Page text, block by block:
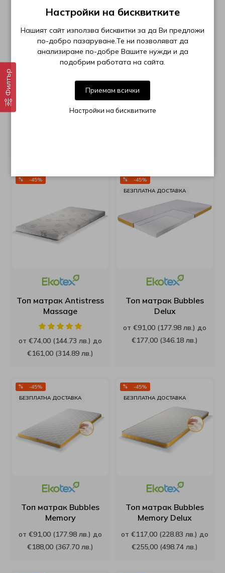
Филтър
Топ матрак Aloe Vera2
Топ матрак Aloe
-45%
Топ матрак Antistress
Massage
от €74,00 (144.73 лв.) до
€161,00 (314.89 лв.)
-45%
БЕЗПЛАТНА ДОСТАВКА
Топ матрак Bubbles
Delux
от €91,00 (177.98 лв.) до
€177,00 (346.18 лв.)
-45%
БЕЗПЛАТНА ДОСТАВКА
Топ матрак Bubbles
Memory
от €91,00 (177.98 лв.) до
€188,00 (367.70 лв.)
-45%
БЕЗПЛАТНА ДОСТАВКА
Топ матрак Bubbles
Memory Delux
от €117,00 (228.83 лв.) до
€255,00 (498.74 лв.)
Настройки на бисквитките
Нашият сайт използва бисквитки за да Ви предложи
по-добро пазаруване.Те ни позволяват да
анализираме по-добре Вашите нужди и да
подобрим работата на сайта.
Приемам всички
Настройки на бисквитките